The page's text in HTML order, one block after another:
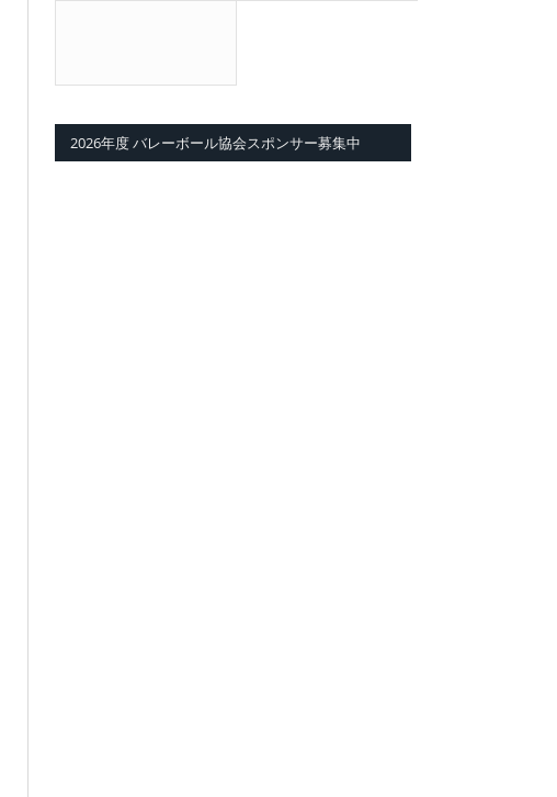
2026年度 バレーボール協会スポンサー募集中